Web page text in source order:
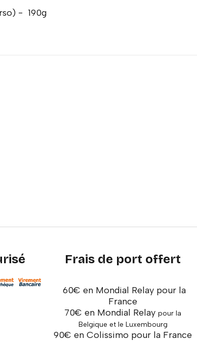
- 190g
Frais de port offert
60€ en Mondial Relay pour la
France
70€ en Mondial Relaypour la
Belgique et le Luxembourg
90€ en Colissimo pour la France